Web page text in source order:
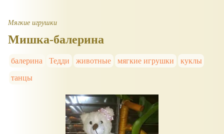
Мягкие игрушки
Мишка-балерина
балерина Тедди животные мягкие игрушки
куклы
танцы